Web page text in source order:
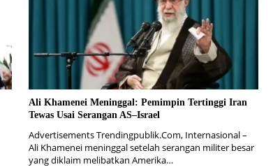
Ali Khamenei Meninggal: Pemimpin Tertinggi Iran
Tewas Usai Serangan AS–Israel
Advertisements Trendingpublik.Com, Internasional –
Ali Khamenei meninggal setelah serangan militer besar
yang diklaim melibatkan Amerika…